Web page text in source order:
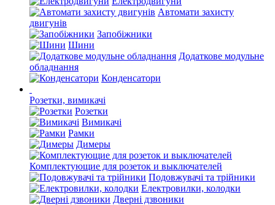
Автомати захисту
двигунів
Запобіжники
Шини
Додаткове модульне
обладнання
Конденсатори
Розетки, вимикачі
Розетки
Вимикачі
Рамки
Димеры
Комплектующие для розеток и выключателей
Подовжувачі та трійники
Електровилки, колодки
Дверні дзвоники